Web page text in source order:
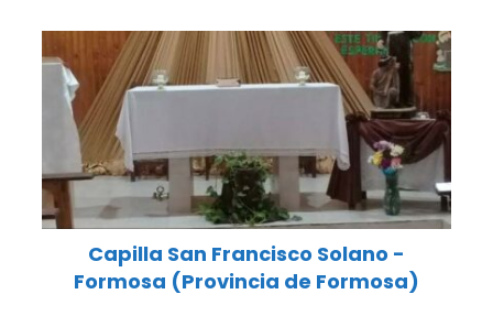
Capilla San Francisco Solano -
Formosa (Provincia de Formosa)